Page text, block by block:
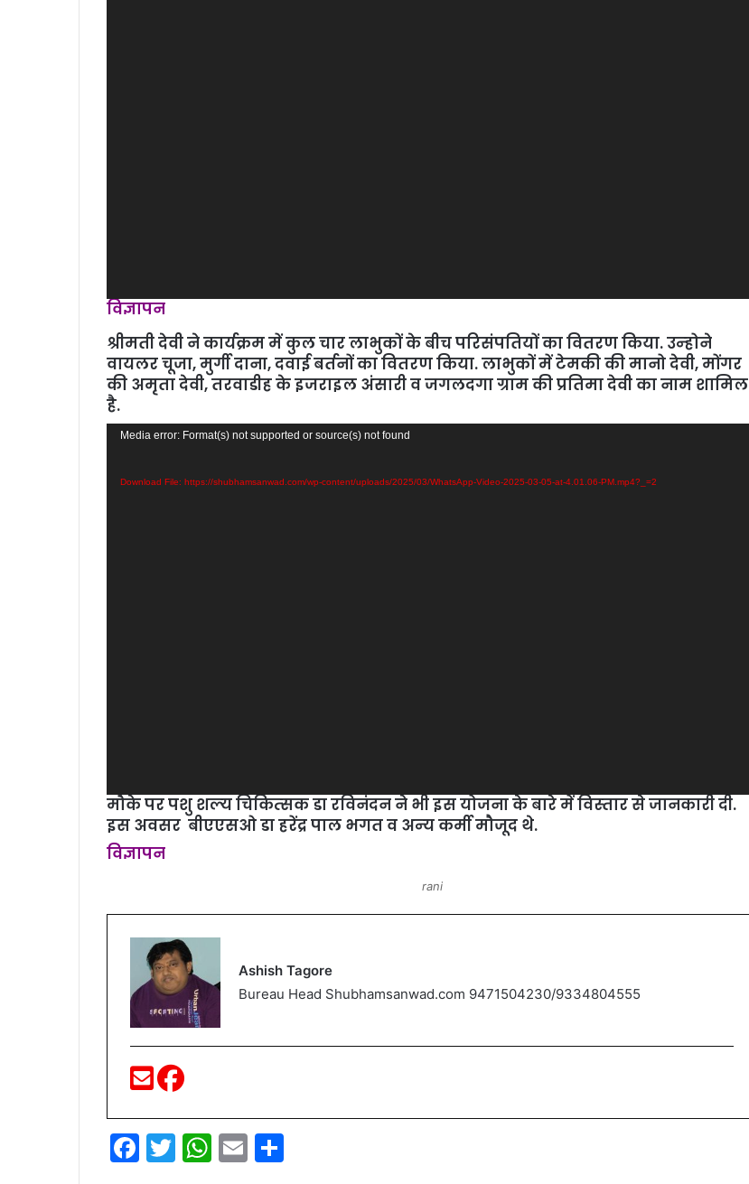
विज्ञापन
श्रीमती देवी ने कार्यक्रम में कुल चार लाभुकों के बीच परिसंपतियों का वितरण किया. उन्‍होने
वायलर चूजा, मुर्गी दाना, दवाई बर्तनों का वितरण किया. लाभुकों में टेमकी की मानो देवी, मोंगर
की अमृता देवी, तरवाडीह के इजराइल अंसारी व जगलदगा ग्राम की प्रतिमा देवी का नाम शामिल
है.
Video
Media error: Format(s) not supported or source(s) not found
Download File: https://shubhamsanwad.com/wp-content/uploads/2025/03/WhatsApp-Video-2025-03-05-at-4.01.06-PM.mp4?_=2
मौके पर पशु शल्‍य चिकित्‍सक डा रविनंदन ने भी इस योजना के बारे में विस्‍तार से जानकारी दी.
इस अवसर बीएएसओ डा हरेंद्र पाल भगत व अन्‍य कर्मी मौजूद थे.
विज्ञापन
rani
Ashish Tagore
Bureau Head Shubhamsanwad.com 9471504230/9334804555
F
T
W E